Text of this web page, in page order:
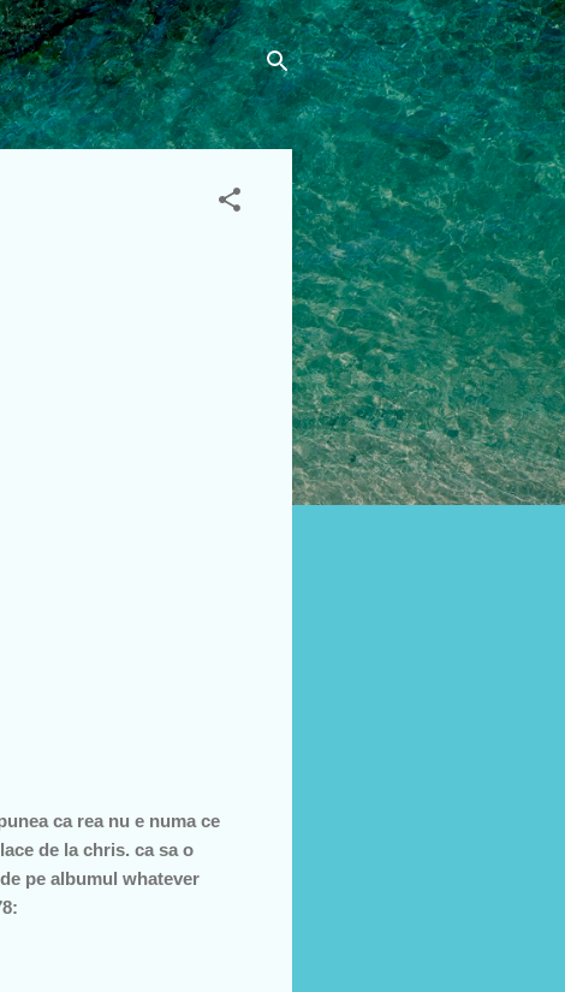
ca rea nu e numa ce
de la chris. ca sa o
pe albumul whatever